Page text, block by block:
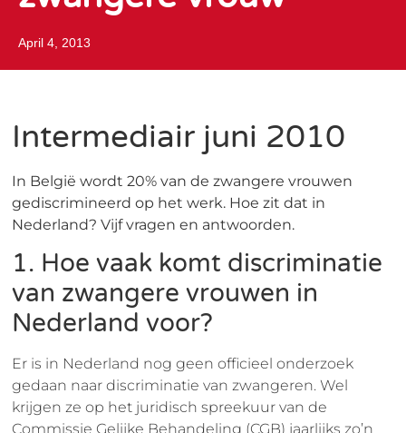
April 4, 2013
Intermediair juni 2010
In België wordt 20% van de zwangere vrouwen
gediscrimineerd op het werk. Hoe zit dat in
Nederland? Vijf vragen en antwoorden.
1. Hoe vaak komt discriminatie
van zwangere vrouwen in
Nederland voor?
Er is in Nederland nog geen officieel onderzoek
gedaan naar discriminatie van zwangeren. Wel
krijgen ze op het juridisch spreekuur van de
Commissie Gelijke Behandeling (CGB) jaarlijks zo’n